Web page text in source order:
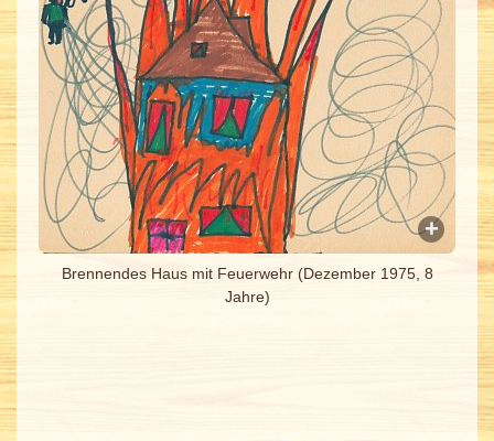
Brennendes Haus mit Feuerwehr (Dezember 1975, 8
Jahre)